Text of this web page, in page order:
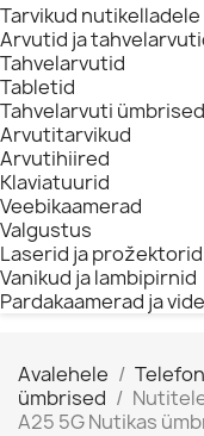
Tarvikud nutikelladele
Arvutid ja
Tahvelarvutid
Tabletid
Tahvelarvuti ümbrised
Arvutitarvikud
Arvutihiired
Klaviatuurid
Veebikaamerad
Valgustus
Laserid ja prožektorid
Vanikud ja lambipirnid
Pardakaamerad ja
Avalehele
ümbrised
A25 5G Nutikas